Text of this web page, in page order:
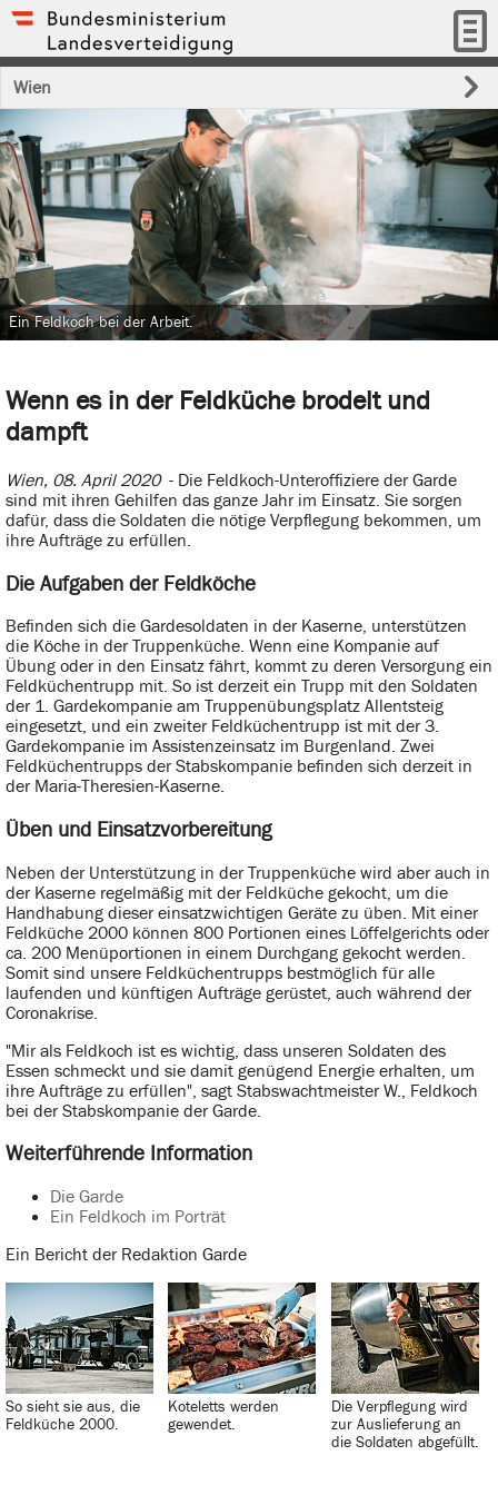
Wien
Wenn es in der Feldküche brodelt und
dampft
Wien, 08. April 2020 - Die Feldkoch-Unteroffiziere der Garde
sind mit ihren Gehilfen das ganze Jahr im Einsatz. Sie sorgen
dafür, dass die Soldaten die nötige Verpflegung bekommen, um
ihre Aufträge zu erfüllen.
Die Aufgaben der Feldköche
Befinden sich die Gardesoldaten in der Kaserne, unterstützen
die Köche in der Truppenküche. Wenn eine Kompanie auf
Übung oder in den Einsatz fährt, kommt zu deren Versorgung ein
Feldküchentrupp mit. So ist derzeit ein Trupp mit den Soldaten
der 1. Gardekompanie am Truppenübungsplatz Allentsteig
eingesetzt, und ein zweiter Feldküchentrupp ist mit der 3.
Gardekompanie im Assistenzeinsatz im Burgenland. Zwei
Feldküchentrupps der Stabskompanie befinden sich derzeit in
der Maria-Theresien-Kaserne.
Üben und Einsatzvorbereitung
Neben der Unterstützung in der Truppenküche wird aber auch in
der Kaserne regelmäßig mit der Feldküche gekocht, um die
Handhabung dieser einsatzwichtigen Geräte zu üben. Mit einer
Feldküche 2000 können 800 Portionen eines Löffelgerichts oder
ca. 200 Menüportionen in einem Durchgang gekocht werden.
Somit sind unsere Feldküchentrupps bestmöglich für alle
laufenden und künftigen Aufträge gerüstet, auch während der
Coronakrise.
"Mir als Feldkoch ist es wichtig, dass unseren Soldaten des
Essen schmeckt und sie damit genügend Energie erhalten, um
ihre Aufträge zu erfüllen", sagt Stabswachtmeister W., Feldkoch
bei der Stabskompanie der Garde.
Weiterführende Information
Die Garde
Ein Feldkoch im Porträt
Ein Bericht der Redaktion Garde
Ein Feldkoch bei der Arbeit.
So sieht sie aus, die
Feldküche 2000.
Koteletts werden
gewendet.
Die Verpflegung wird
zur Auslieferung an
die Soldaten abgefüllt.